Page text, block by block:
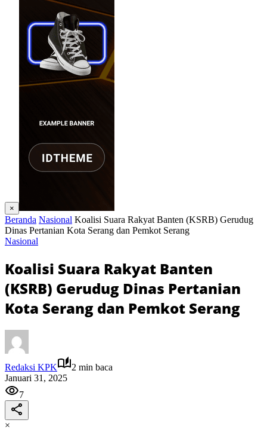
×
Beranda Nasional Koalisi Suara Rakyat Banten (KSRB) Gerudug
Dinas Pertanian Kota Serang dan Pemkot Serang
Nasional
Koalisi Suara Rakyat Banten
(KSRB) Gerudug Dinas Pertanian
Kota Serang dan Pemkot Serang
Redaksi KPK
2 min baca
Januari 31, 2025
7
×